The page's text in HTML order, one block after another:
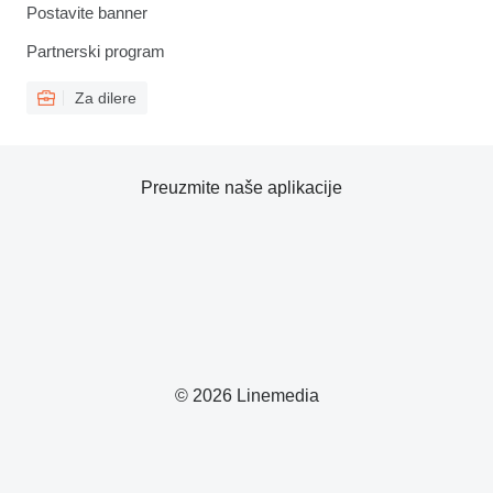
Postavite banner
Partnerski program
Za dilere
© 2026 Linemedia
Preuzmite naše aplikacije